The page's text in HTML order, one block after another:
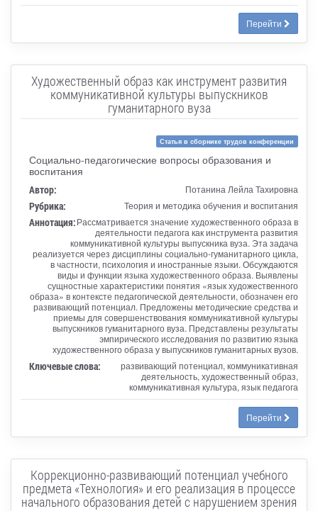
Перейти
Художественный образ как инструмент развития
коммуникативной культуры выпускников
гуманитарного вуза
Статья в сборнике трудов конференции
Социально-педагогические вопросы образования и
воспитания
Автор: Потанина Лейла Тахировна
Рубрика: Теория и методика обучения и воспитания
Аннотация:Рассматривается значение художественного образа в
деятельности педагога как инструмента развития
коммуникативной культуры выпускника вуза. Эта задача
реализуется через дисциплины социально-гуманитарного цикла,
в частности, психология и иностранные языки. Обсуждаются
виды и функции языка художественного образа. Выявлены
сущностные характеристики понятия «язык художественного
образа» в контексте педагогической деятельности, обозначен его
развивающий потенциал. Предложены методические средства и
приемы для совершенствования коммуникативной культуры
выпускников гуманитарного вуза. Представлены результаты
эмпирического исследования по развитию языка
художественного образа у выпускников гуманитарных вузов.
Ключевые слова:
развивающий потенциал, коммуникативная
деятельность, художественный образ,
коммуникативная культура, язык педагога
Перейти
Коррекционно-развивающий потенциал учебного
предмета «Технология» и его реализация в процессе
начального образования детей с нарушением зрения